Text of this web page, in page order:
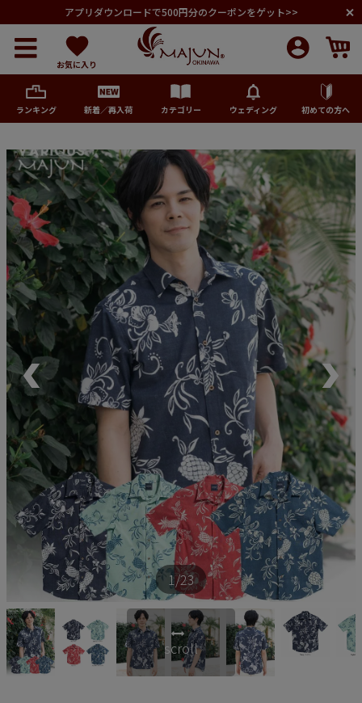
アプリダウンロードで500円分のクーポンをゲット>>
お気に入り
ランキング 新着／再入荷 カテゴリー ウェディング 初めての方へ
メンズ
レディース
キッズ
ペア商品
ランキング
新商品
再入荷商品
アウトレット
サイズから探す
レーベルから探す
1/23
scroll